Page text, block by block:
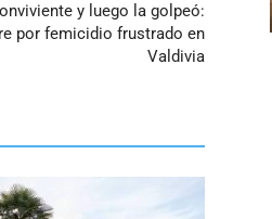
y luego la golpeó:
por femicidio frustrado en
Valdivia